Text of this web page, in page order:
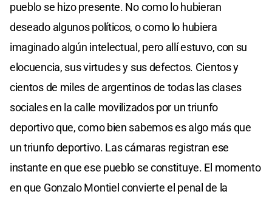
pueblo se hizo presente. No como lo hubieran
deseado algunos políticos, o como lo hubiera
imaginado algún intelectual, pero allí estuvo, con su
elocuencia, sus virtudes y sus defectos. Cientos y
cientos de miles de argentinos de todas las clases
sociales en la calle movilizados por un triunfo
deportivo que, como bien sabemos es algo más que
un triunfo deportivo. Las cámaras registran ese
instante en que ese pueblo se constituye. El momento
en que Gonzalo Montiel convierte el penal de la